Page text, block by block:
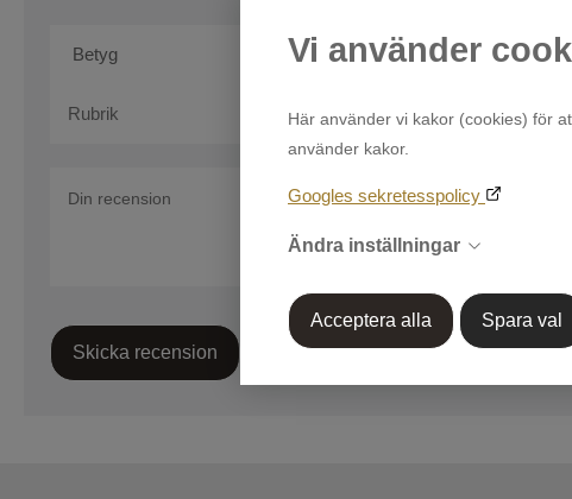
Vi använder
Här använder vi kakor (cookies) för
använder kakor.
Googles sekretesspolicy
Ändra inställningar
Acceptera alla Spara val
Skicka recension